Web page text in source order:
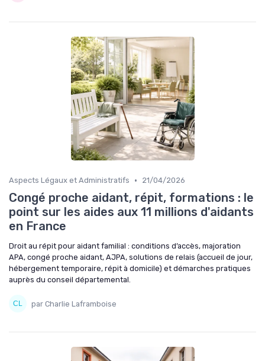
Aspects Légaux et Administratifs • 21/04/2026
Congé proche aidant, répit, formations : le
point sur les aides aux 11 millions d'aidants
en France
Droit au répit pour aidant familial : conditions d’accès, majoration
APA, congé proche aidant, AJPA, solutions de relais (accueil de jour,
hébergement temporaire, répit à domicile) et démarches pratiques
auprès du conseil départemental.
par Charlie Laframboise